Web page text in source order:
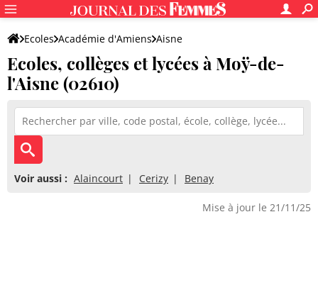
Ecoles Académie d'Amiens Aisne
Ecoles, collèges et lycées à Moÿ-de-
l'Aisne (02610)
Voir aussi : Alaincourt Cerizy Benay
Mise à jour le 21/11/25